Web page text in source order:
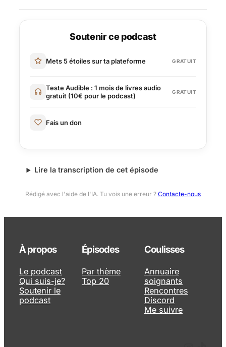
Soutenir ce podcast
Mets 5 étoiles sur ta plateforme GRATUIT
Teste Audible : 1 mois de livres audio
gratuit (10€ pour le podcast)
GRATUIT
Fais un don
Lire la transcription de cet épisode
Rédigé avec l'aide de l'IA. Tu vois une erreur ? Contacte-nous
À propos
Le podcast
Qui suis-je?
Soutenir le
podcast
Épisodes
Par thème
Top 20
Coulisses
Annuaire
soignants
Rencontres
Discord
Me suivre